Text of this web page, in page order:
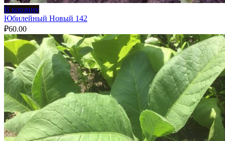
В корзину
Юбилейный Новый 142
₽60.00